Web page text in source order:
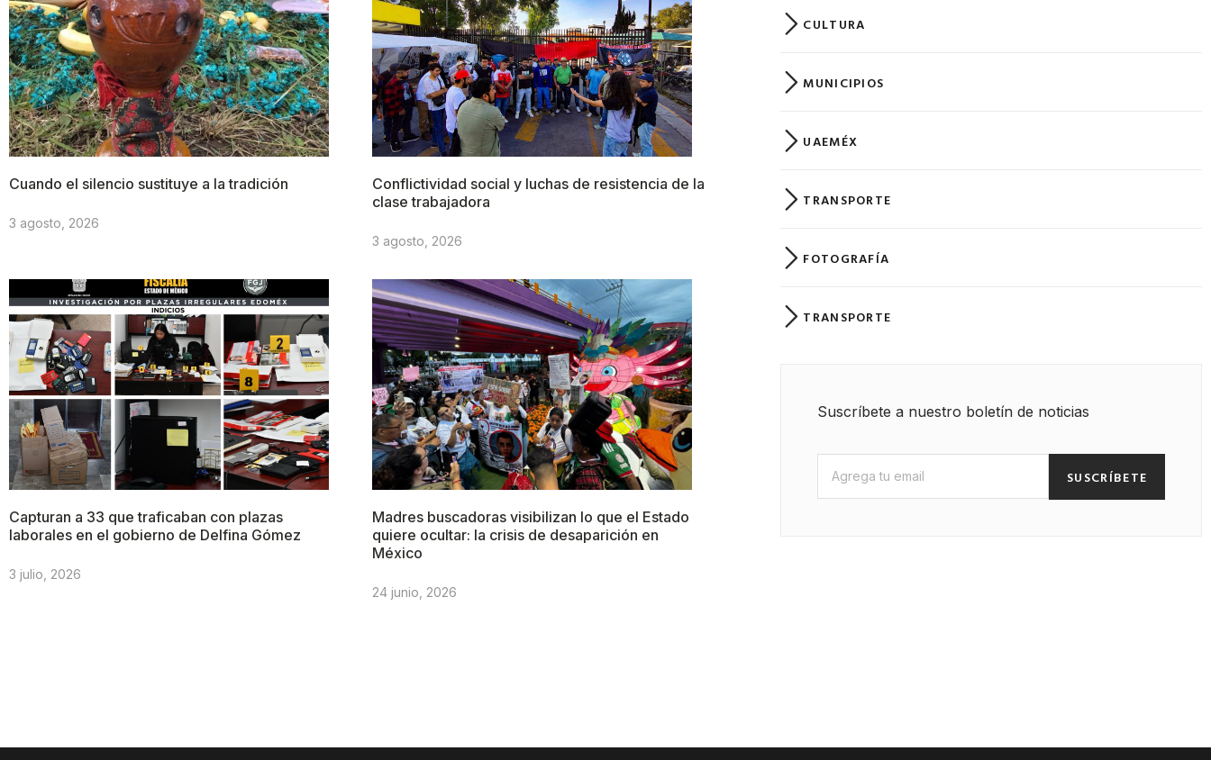
Cuando el silencio sustituye a la tradición
3 agosto, 2026
Conflictividad social y luchas de resistencia de la
clase trabajadora
3 agosto, 2026
Capturan a 33 que traficaban con plazas
laborales en el gobierno de Delfina Gómez
3 julio, 2026
Madres buscadoras visibilizan lo que el Estado
quiere ocultar: la crisis de desaparición en
México
24 junio, 2026
CULTURA
MUNICIPIOS
UAEMÉX
TRANSPORTE
FOTOGRAFÍA
TRANSPORTE
Suscríbete a nuestro boletín de noticias
SUSCRÍBETE